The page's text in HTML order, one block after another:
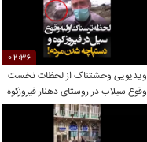
02:36
ویدیویی وحشتناک از لحظات نخست
وقوع سیلاب در روستای دهنار فیروزکوه